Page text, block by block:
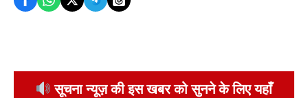
सूचना न्यूज़ की इस खबर को सुनने के लिए यहाँ